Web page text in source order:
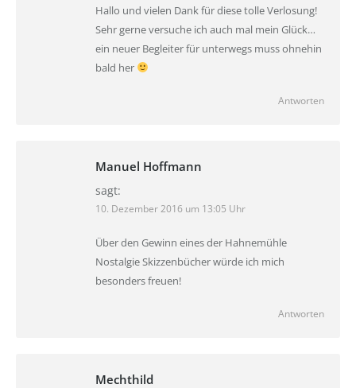
Hallo und vielen Dank für diese tolle Verlosung!
Sehr gerne versuche ich auch mal mein Glück…
ein neuer Begleiter für unterwegs muss ohnehin
bald her
Antworten
Manuel Hoffmann
sagt:
10. Dezember 2016 um 13:05 Uhr
Über den Gewinn eines der Hahnemühle
Nostalgie Skizzenbücher würde ich mich
besonders freuen!
Antworten
Mechthild